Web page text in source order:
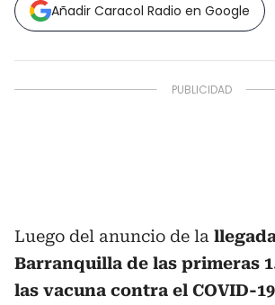
Añadir Caracol Radio en Google
Luego del anuncio de la
Barranquilla de las primeras
las vacuna contra el COVID-